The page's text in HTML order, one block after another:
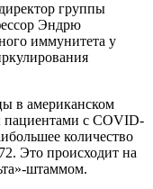
группы
Эндрю
иммунитета у
в американском
пациентами с COVID-
количество
Это происходит на
штаммом.